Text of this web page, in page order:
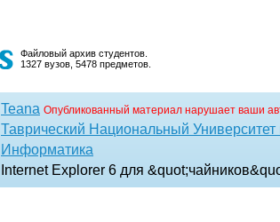
Файловый архив студентов.
1327 вузов, 5478 предметов.
Teana Опубликованный материал нарушает ваши
Таврический Национальный
Информатика
Internet Explorer 6 для